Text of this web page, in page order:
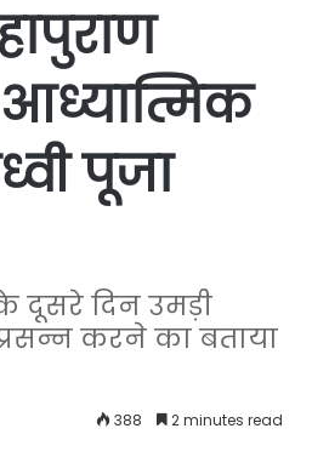
पूजा
दूसरे दिन उमड़ी
करने का बताया
388 2 minutes read